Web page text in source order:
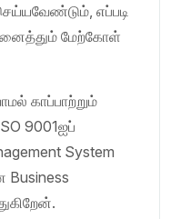
எப்படி
மேற்கோள்
காப்பாற்றும்
9001ஐப்
System
Business